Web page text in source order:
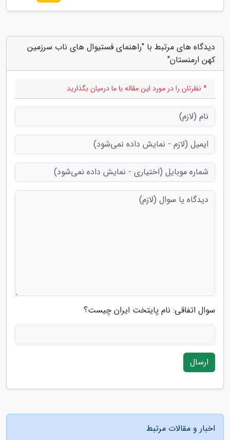
دیدگاه های مرتبط با "راهنمای فستیوال های ناب سرزمین
کهن ارمنستان"
* نظرتان را در مورد این مقاله با ما درمیان بگذارید
سوال اتفاقی: نام پایتخت ایران چیست؟
ارسال
اخبار و مقالات مرتبط